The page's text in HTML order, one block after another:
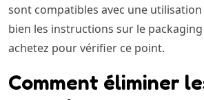
sont compatibles avec une utilisation
bien les instructions sur le
achetez pour vérifier ce point.
Comment éliminer